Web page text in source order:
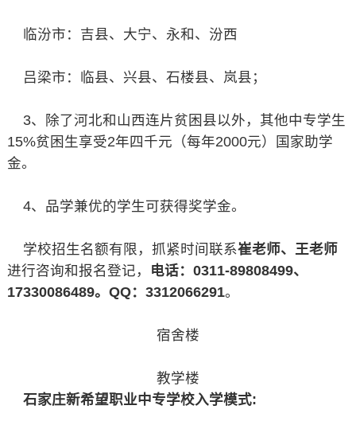
临汾市：吉县、大宁、永和、汾西
吕梁市：临县、兴县、石楼县、岚县；
3、除了河北和山西连片贫困县以外，其他中专学生
15%贫困生享受2年四千元（每年2000元）国家助学
金。
4、品学兼优的学生可获得奖学金。
学校招生名额有限，抓紧时间联系崔老师、王老师
进行咨询和报名登记，
电话：0311-89808499、
17330086489。QQ：3312066291。
宿舍楼
教学楼
石家庄新希望职业中专学校入学模式: